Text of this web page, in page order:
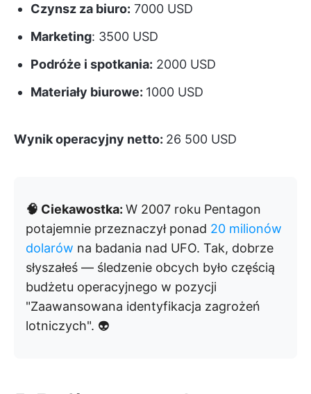
Czynsz za biuro: 7000 USD
Marketing: 3500 USD
Podróże i spotkania: 2000 USD
Materiały biurowe: 1000 USD
Wynik operacyjny netto: 26 500 USD
🧠 Ciekawostka: W 2007 roku Pentagon
potajemnie przeznaczył ponad 20 milionów
dolarów na badania nad UFO. Tak, dobrze
słyszałeś — śledzenie obcych było częścią
budżetu operacyjnego w pozycji
"Zaawansowana identyfikacja zagrożeń
lotniczych". 👽